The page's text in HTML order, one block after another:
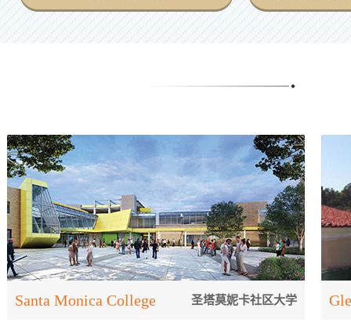
Santa Monica College 圣塔莫妮卡社区大学